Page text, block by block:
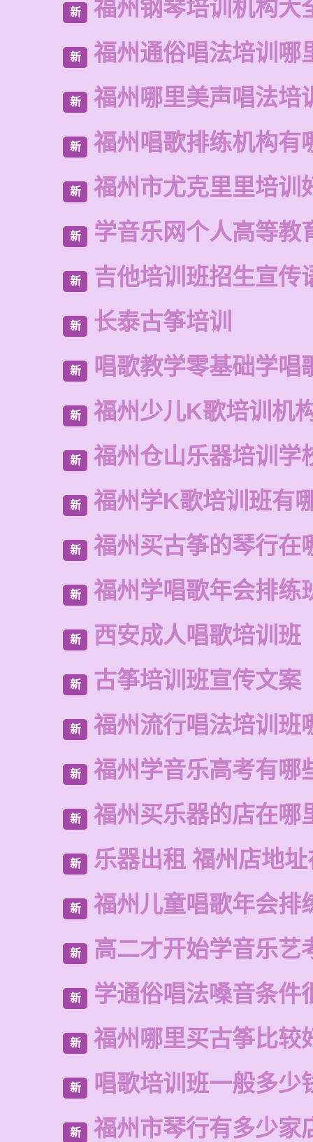
新 福州钢琴培训机构大
新 福州通俗唱法培训哪
新 福州哪里美声唱法培
新 福州唱歌排练机构有
新 福州市尤克里里培训
新 学音乐网个人高等教
新 吉他培训班招生宣传
新 长泰古筝培训
新 唱歌教学零基础学唱
新 福州少儿K歌培训机
新 福州仓山乐器培训学
新 福州学K歌培训班有
新 福州买古筝的琴行在
新 福州学唱歌年会排练
新 西安成人唱歌培训班
新 古筝培训班宣传文案
新 福州流行唱法培训班
新 福州学音乐高考有哪
新 福州买乐器的店在哪
新 乐器出租 福州店地
新 福州儿童唱歌年会排
新 高二才开始学音乐艺
新 学通俗唱法嗓音条件
新 福州哪里买古筝比较
新 唱歌培训班一般多少
新 福州市琴行有多少家